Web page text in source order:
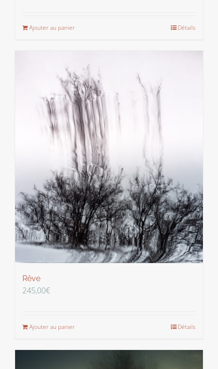
Ajouter au panier Détails
Rêve
245,00€
Ajouter au panier Détails